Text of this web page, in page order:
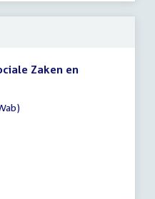
Zaken en